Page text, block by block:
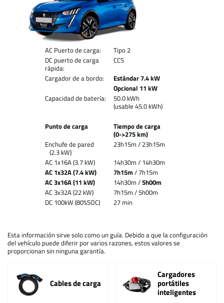
AC Puerto de carga:
Tipo 2
DC puerto de carga
rápida:
CCS
Cargador de a bordo:
Estándar 7.4 kW
Opcional 11 kW
Capacidad de batería:
50.0 kWh
(usable 45.0 kWh)
Punto de carga
Tiempo de carga
(0->275 km)
Enchufe de pared
(2.3 kW)
23h15m / 23h15m
AC 1x16A (3.7 kW)
14h30m / 14h30m
AC 1x32A (7.4 kW)
7h15m/ 7h15m
AC 3x16A (11 kW)
14h30m /5h00m
AC 3x32A (22 kW)
7h15m / 5h00m
DC 100kW (80%SOC)
27 min
Esta información sirve solo como un guía. Debido a que la configuración
del vehículo puede diferir por varios razones, estos valores se
proporcionan sin ninguna garantía.
Cables de carga
Cargadores
portátiles
inteligentes